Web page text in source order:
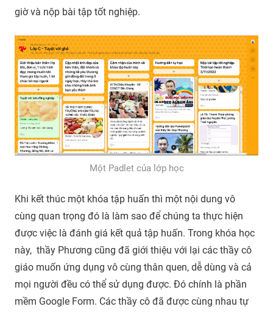
giờ và nộp bài tập tốt nghiệp.
Một Padlet của lớp học
Khi kết thúc một khóa tập huấn thì một nội dung vô
cùng quan trọng đó là làm sao để chúng ta thực hiện
được việc là đánh giá kết quả tập huấn. Trong khóa học
này, thầy Phương cũng đã giới thiệu với lại các thầy cô
giáo muốn ứng dụng vô cùng thân quen, dễ dùng và cả
mọi người đều có thể sử dụng được. Đó chính là phần
mềm Google Form. Các thầy cô đã được cùng nhau tự